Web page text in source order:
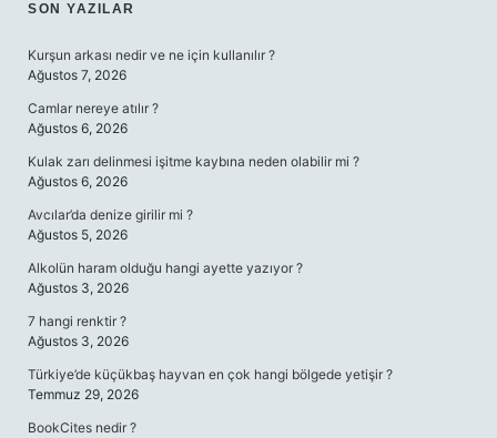
SIDEBAR
SON YAZILAR
Kurşun arkası nedir ve ne için kullanılır ?
Ağustos 7, 2026
Camlar nereye atılır ?
Ağustos 6, 2026
Kulak zarı delinmesi işitme kaybına neden olabilir mi ?
Ağustos 6, 2026
Avcılar’da denize girilir mi ?
Ağustos 5, 2026
Alkolün haram olduğu hangi ayette yazıyor ?
Ağustos 3, 2026
7 hangi renktir ?
Ağustos 3, 2026
Türkiye’de küçükbaş hayvan en çok hangi bölgede yetişir ?
Temmuz 29, 2026
BookCites nedir ?